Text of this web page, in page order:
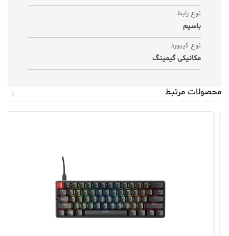
نوع رابط
باسیم
نوع کیبورد
مکانیکی گیمینگ
محصولات مرتبط